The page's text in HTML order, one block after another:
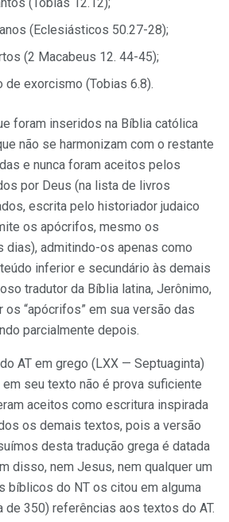
(Tobias 12.12);
(Eclesiásticos 50.27-28);
(2 Macabeus 12. 44-45);
de exorcismo (Tobias 6.8).
foram inseridos na Bíblia católica
não se harmonizam com o restante
e nunca foram aceitos pelos
por Deus (na lista de livros
escrita pelo historiador judaico
os apócrifos, mesmo os
dias), admitindo-os apenas como
inferior e secundário às demais
tradutor da Bíblia latina, Jerônimo,
“apócrifos” em sua versão das
parcialmente depois.
AT em grego (LXX — Septuaginta)
seu texto não é prova suficiente
aceitos como escritura inspirada
os demais textos, pois a versão
desta tradução grega é datada
disso, nem Jesus, nem qualquer um
bíblicos do NT os citou em alguma
de 350) referências aos textos do AT.